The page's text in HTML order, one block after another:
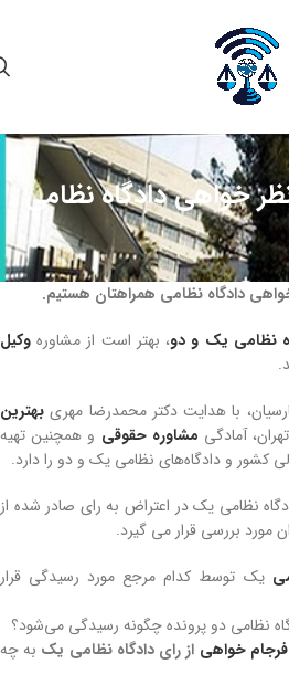
خواهی دادگاه نظامی
دادگاه نظامی همراهتان هستیم.
نظامی یک و دو، بهتر است از مشاوره وکیل
با هدایت دکتر محمدرضا مهری بهترین
آمادگی مشاوره حقوقی و همچنین تهیه
کشور و دادگاه‌های نظامی یک و دو را دارد.
نظامی یک در اعتراض به رای صادر شده از
مورد بررسی قرار می گیرد.
یک توسط کدام مرجع مورد رسیدگی قرار
نظامی دو پرونده چگونه رسیدگی می‌شود؟
فرجام خواهی از رای دادگاه نظامی یک به چه